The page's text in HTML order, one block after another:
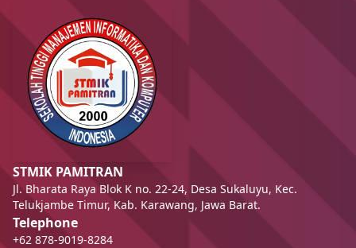
STMIK PAMITRAN
Jl. Bharata Raya Blok K no. 22-24, Desa Sukaluyu, Kec.
Telukjambe Timur, Kab. Karawang, Jawa Barat.
Telephone
+62 878-9019-8284